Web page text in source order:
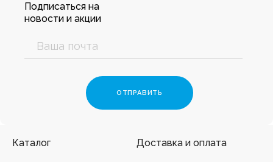
Подписаться на
новости и акции
Каталог Доставка и оплата